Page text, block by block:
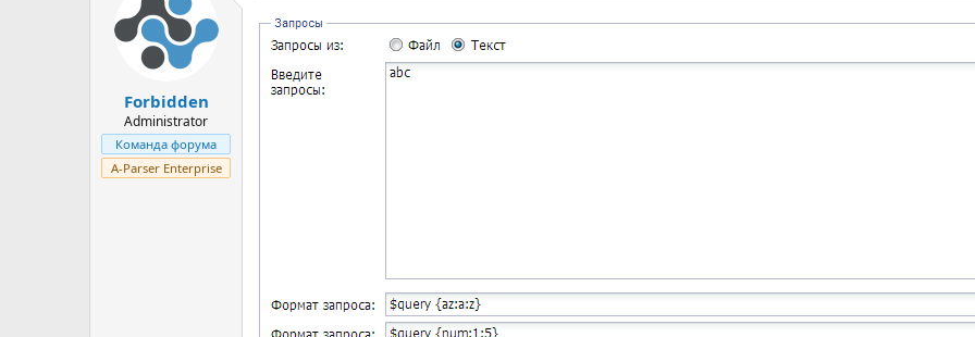
и
Forbidden
Administrator
Команда форума
A-Parser Enterprise